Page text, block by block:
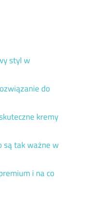
styl w
do
kremy
są tak ważne w
i na co